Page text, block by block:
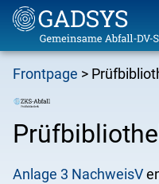
Skip
main
content
Breadcrumb
Frontpage
Anlage 3 NachweisV